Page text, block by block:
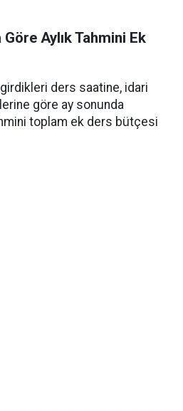
Aylık Tahmini Ek
ders saatine, idari
göre ay sonunda
toplam ek ders bütçesi